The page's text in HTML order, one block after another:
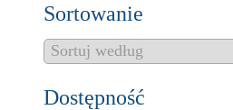
Sortowanie
Dostępność